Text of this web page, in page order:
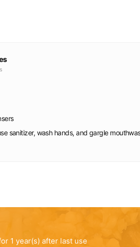
sanitizer, wash hands, and gargle